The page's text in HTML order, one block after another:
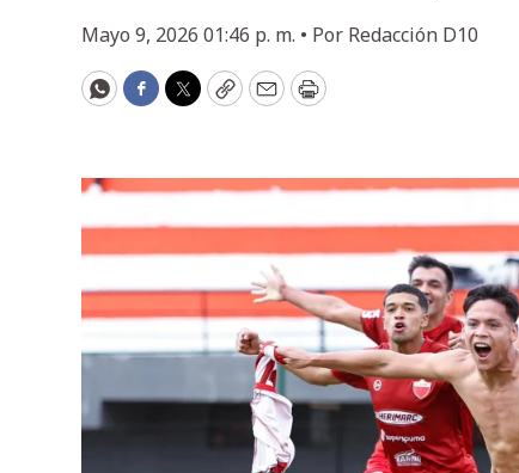
Mayo 9, 2026 01:46 p. m. • Por Redacción D10
WhatsApp
Facebook
Twitter
CopyEmailPrint